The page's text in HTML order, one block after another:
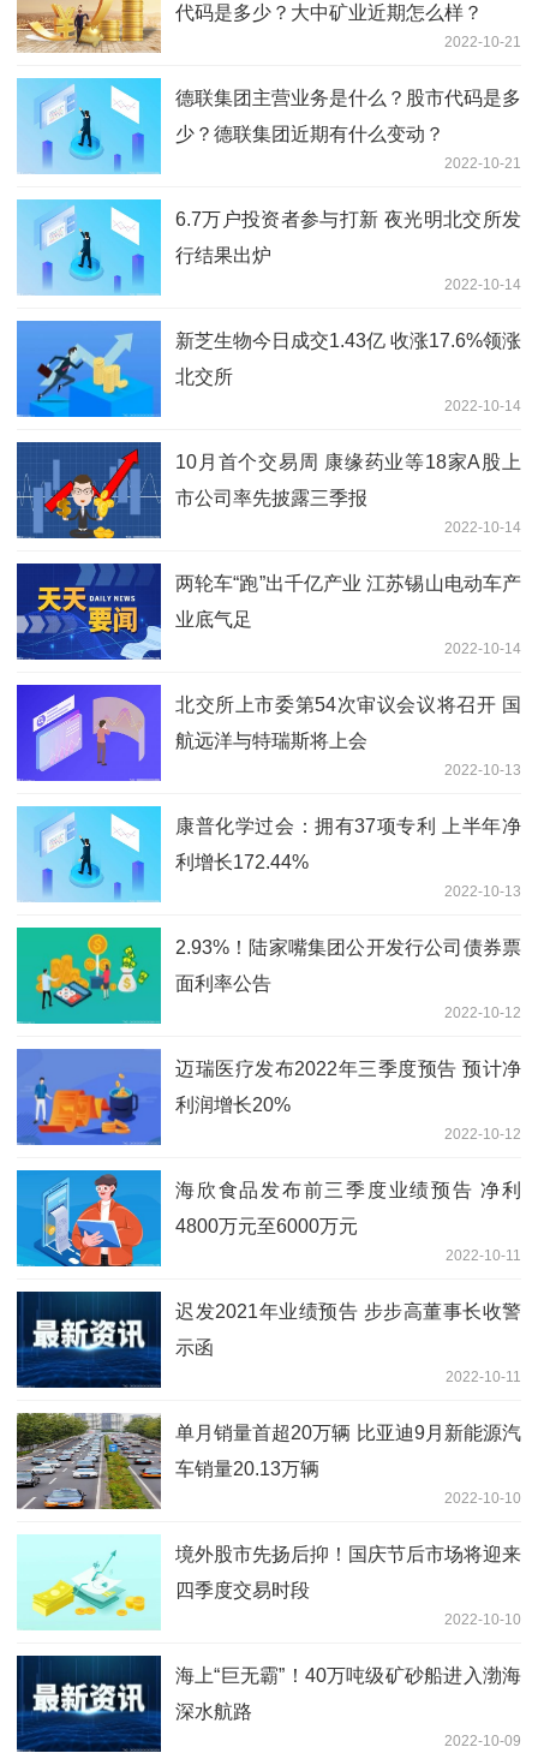
代码是多少？大中矿业近期怎么样？
2022-10-21
德联集团主营业务是什么？股市代码是多
少？德联集团近期有什么变动？
2022-10-21
6.7万户投资者参与打新 夜光明北交所发
行结果出炉
2022-10-14
新芝生物今日成交1.43亿 收涨17.6%领涨
北交所
2022-10-14
10月首个交易周 康缘药业等18家A股上
市公司率先披露三季报
2022-10-14
两轮车“跑”出千亿产业 江苏锡山电动车产
业底气足
2022-10-14
北交所上市委第54次审议会议将召开 国
航远洋与特瑞斯将上会
2022-10-13
康普化学过会：拥有37项专利 上半年净
利增长172.44%
2022-10-13
2.93%！陆家嘴集团公开发行公司债券票
面利率公告
2022-10-12
迈瑞医疗发布2022年三季度预告 预计净
利润增长20%
2022-10-12
海欣食品发布前三季度业绩预告 净利
4800万元至6000万元
2022-10-11
迟发2021年业绩预告 步步高董事长收警
示函
2022-10-11
单月销量首超20万辆 比亚迪9月新能源汽
车销量20.13万辆
2022-10-10
境外股市先扬后抑！国庆节后市场将迎来
四季度交易时段
2022-10-10
海上“巨无霸”！40万吨级矿砂船进入渤海
深水航路
2022-10-09